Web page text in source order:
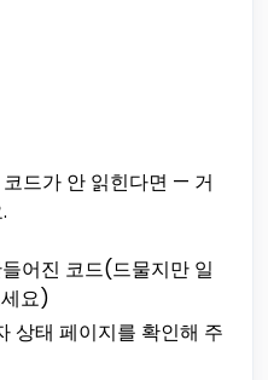
드가 안 읽힌다면 — 거
어진 코드(드물지만 일
요)
상태 페이지를 확인해 주